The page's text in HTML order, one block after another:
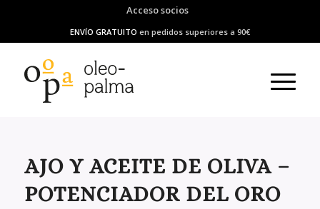
Acceso socios
ENVÍO GRATUITO en pedidos superiores a 90€
AJO Y ACEITE DE OLIVA –
POTENCIADOR DEL ORO